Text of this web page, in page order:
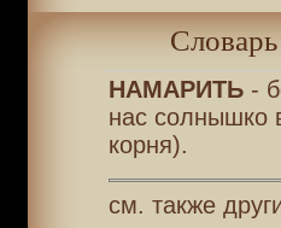
НАМАРИТЬ-
нас солнышко
корня).
см. также